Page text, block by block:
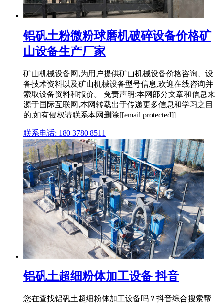
铝矾土粉微粉球磨机破碎设备价格矿
山设备生产厂家
矿山机械设备网,为用户提供矿山机械设备价格咨询、设
备技术资料以及矿山机械设备型号信息,欢迎在线咨询并
索取设备资料和报价。 免责声明:本网部分文章和信息来
源于国际互联网,本网转载出于传递更多信息和学习之目
的,如有侵权请联系本网删除[[email protected]]
联系电话: 180 3780 8511
铝矾土超细粉体加工设备 抖音
您在查找铝矾土超细粉体加工设备吗？抖音综合搜索帮